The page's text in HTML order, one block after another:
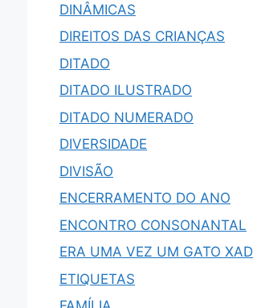
DINÂMICAS
DIREITOS DAS CRIANÇAS
DITADO
DITADO ILUSTRADO
DITADO NUMERADO
DIVERSIDADE
DIVISÃO
ENCERRAMENTO DO ANO
ENCONTRO CONSONANTAL
ERA UMA VEZ UM GATO
ETIQUETAS